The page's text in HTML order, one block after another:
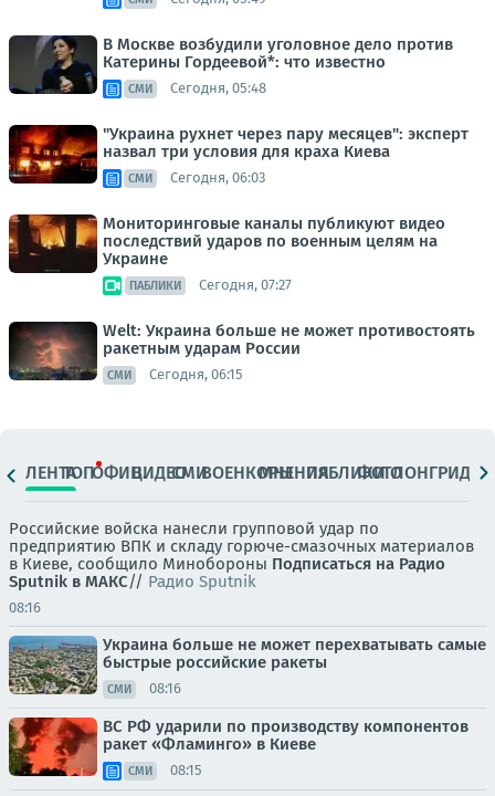
В Москве возбудили уголовное дело против
Катерины Гордеевой*: что известно
СМИ Сегодня, 05:48
"Украина рухнет через пару месяцев": эксперт
назвал три условия для краха Киева
СМИ Сегодня, 06:03
Мониторинговые каналы публикуют видео
последствий ударов по военным целям на
Украине
ПАБЛИКИ Сегодня, 07:27
Welt: Украина больше не может противостоять
ракетным ударам России
СМИ Сегодня, 06:15
ЛЕНТАТОПОФИЦ.ВИДЕОСМИВОЕНКОРЫМНЕНИЯПАБЛИКИ
ФОТОЛОНГРИДЫ
Российские войска нанесли групповой удар по
предприятию ВПК и складу горюче-смазочных материалов
в Киеве, сообщило Минобороны Подписаться на Радио
Sputnik в МАКС// Радио Sputnik
08:16
Украина больше не может перехватывать самые
быстрые российские ракеты
СМИ 08:16
ВС РФ ударили по производству компонентов
ракет «Фламинго» в Киеве
СМИ 08:15